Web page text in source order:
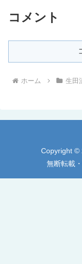
コメント
ホーム 生田
Copyright ©
無断転載